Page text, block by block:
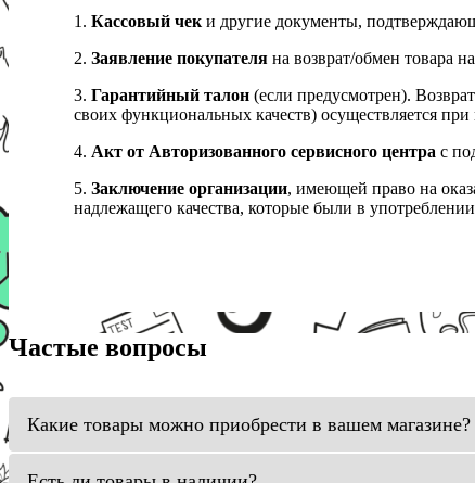
1. Кассовый чек и другие документы,
2. Заявление покупателя на возврат/обмен товара
3. Гарантийный талон (если предусмотрен).
своих функциональных качеств) осуществляется
4. Акт от Авторизованного сервисного центра с
5. Заключение организации, имеющей право на
надлежащего качества, которые были в
Частые вопросы
Какие товары можно приобрести в вашем магазине?